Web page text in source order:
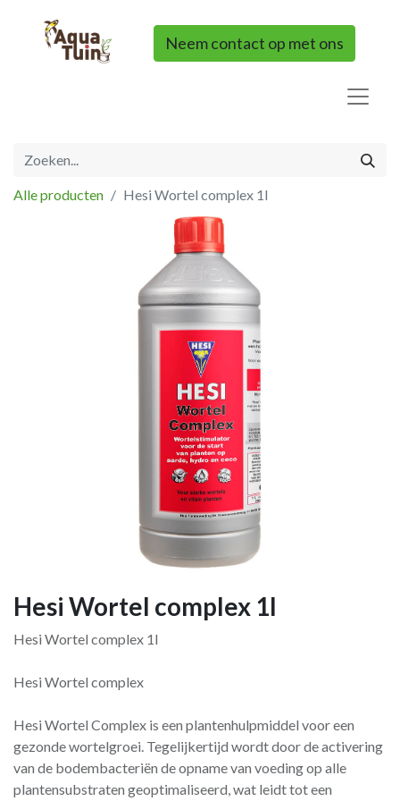
Neem contact op met ons
Alle producten Hesi Wortel complex 1l
Hesi Wortel complex 1l
Hesi Wortel complex 1l
Hesi Wortel complex
Hesi Wortel Complex is een plantenhulpmiddel voor een
gezonde wortelgroei. Tegelijkertijd wordt door de activering
van de bodembacteriën de opname van voeding op alle
plantensubstraten geoptimaliseerd, wat leidt tot een